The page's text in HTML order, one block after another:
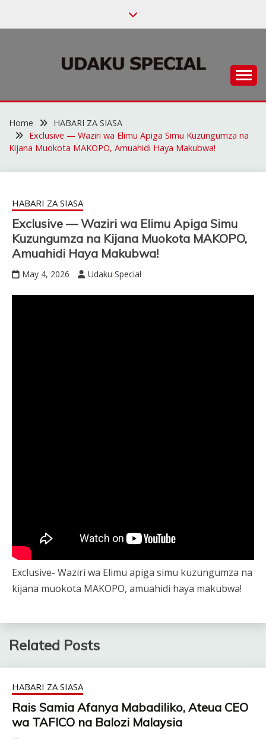
UDAKU SPECIAL
Home
HABARI ZA SIASA
Exclusive — Waziri wa Elimu Apiga Simu Kuzungumza na
Kijana Muokota MAKOPO, Amuahidi Haya Makubwa!
HABARI ZA SIASA
Exclusive — Waziri wa Elimu Apiga Simu
Kuzungumza na Kijana Muokota MAKOPO,
Amuahidi Haya Makubwa!
May 4, 2026 Udaku Special
Exclusive- Waziri wa Elimu apiga simu kuzungumza na
kijana muokota MAKOPO, amuahidi haya makubwa!
Related Posts
HABARI ZA SIASA
Rais Samia Afanya Mabadiliko, Ateua CEO
wa TAFICO na Balozi Malaysia